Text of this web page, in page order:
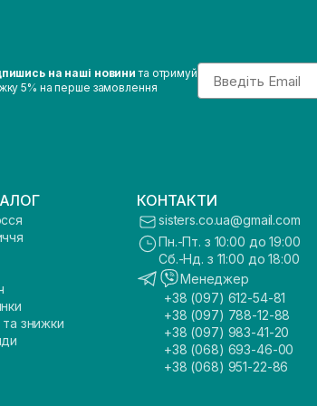
на наші новини та отримуй
5% на перше замовлення
Email
та знижки
КОНТАКТИ
sisters.co.ua@gmail.com
Пн.-Пт. з 10:00 до 19:00
Сб.-Нд. з 11:00 до 18:00
Менеджер
+38 (097) 612-54-81
+38 (097) 788-12-88
+38 (097) 983-41-20
+38 (068) 693-46-00
+38 (068) 951-22-86